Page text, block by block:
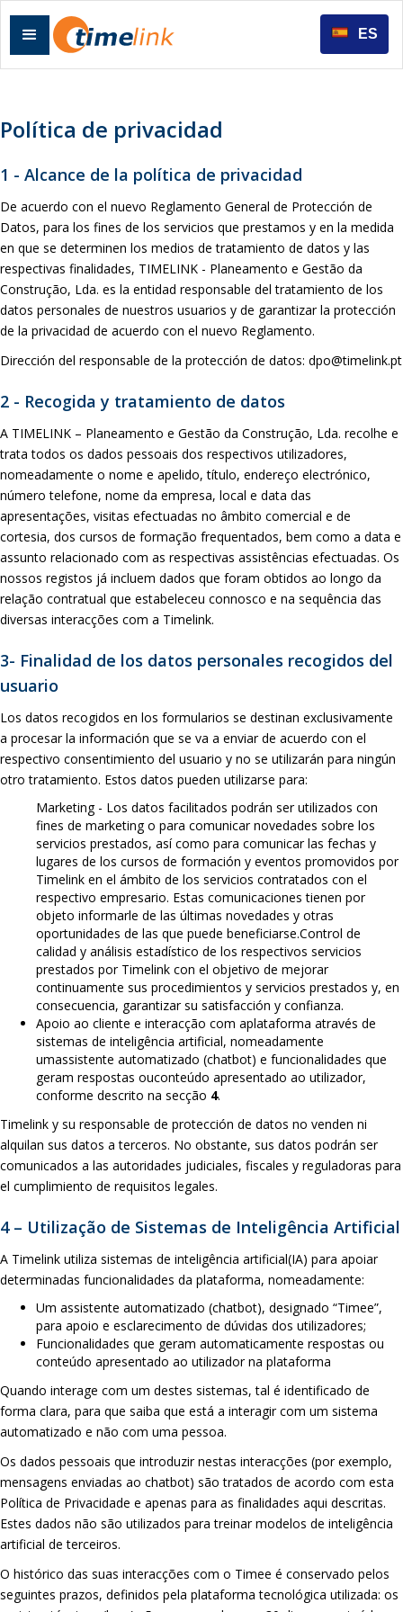
Política de privacidad
1 - Alcance de la política de privacidad
De acuerdo con el nuevo Reglamento General de Protección de
Datos, para los fines de los servicios que prestamos y en la medida
en que se determinen los medios de tratamiento de datos y las
respectivas finalidades, TIMELINK - Planeamento e Gestão da
Construção, Lda. es la entidad responsable del tratamiento de los
datos personales de nuestros usuarios y de garantizar la protección
de la privacidad de acuerdo con el nuevo Reglamento.
Dirección del responsable de la protección de datos: dpo@timelink.pt
2 - Recogida y tratamiento de datos
A TIMELINK – Planeamento e Gestão da Construção, Lda. recolhe e
trata todos os dados pessoais dos respectivos utilizadores,
nomeadamente o nome e apelido, título, endereço electrónico,
número telefone, nome da empresa, local e data das
apresentações, visitas efectuadas no âmbito comercial e de
cortesia, dos cursos de formação frequentados, bem como a data e
assunto relacionado com as respectivas assistências efectuadas. Os
nossos registos já incluem dados que foram obtidos ao longo da
relação contratual que estabeleceu connosco e na sequência das
diversas interacções com a Timelink.
3- Finalidad de los datos personales recogidos del
usuario
Los datos recogidos en los formularios se destinan exclusivamente
a procesar la información que se va a enviar de acuerdo con el
respectivo consentimiento del usuario y no se utilizarán para ningún
otro tratamiento. Estos datos pueden utilizarse para:
Marketing - Los datos facilitados podrán ser utilizados con
fines de marketing o para comunicar novedades sobre los
servicios prestados, así como para comunicar las fechas y
lugares de los cursos de formación y eventos promovidos por
Timelink en el ámbito de los servicios contratados con el
respectivo empresario. Estas comunicaciones tienen por
objeto informarle de las últimas novedades y otras
oportunidades de las que puede beneficiarse.Control de
calidad y análisis estadístico de los respectivos servicios
prestados por Timelink con el objetivo de mejorar
continuamente sus procedimientos y servicios prestados y, en
consecuencia, garantizar su satisfacción y confianza.
Apoio ao cliente e interacção com aplataforma através de
sistemas de inteligência artificial, nomeadamente
umassistente automatizado (chatbot) e funcionalidades que
geram respostas ouconteúdo apresentado ao utilizador,
conforme descrito na secção 4.
Timelink y su responsable de protección de datos no venden ni
alquilan sus datos a terceros. No obstante, sus datos podrán ser
comunicados a las autoridades judiciales, fiscales y reguladoras para
el cumplimiento de requisitos legales.
4 – Utilização de Sistemas de Inteligência Artificial
A Timelink utiliza sistemas de inteligência artificial(IA) para apoiar
determinadas funcionalidades da plataforma, nomeadamente:
Um assistente automatizado (chatbot), designado “Timee”,
para apoio e esclarecimento de dúvidas dos utilizadores;
Funcionalidades que geram automaticamente respostas ou
conteúdo apresentado ao utilizador na plataforma
Quando interage com um destes sistemas, tal é identificado de
forma clara, para que saiba que está a interagir com um sistema
automatizado e não com uma pessoa.
Os dados pessoais que introduzir nestas interacções (por exemplo,
mensagens enviadas ao chatbot) são tratados de acordo com esta
Política de Privacidade e apenas para as finalidades aqui descritas.
Estes dados não são utilizados para treinar modelos de inteligência
artificial de terceiros.
O histórico das suas interacções com o Timee é conservado pelos
seguintes prazos, definidos pela plataforma tecnológica utilizada: os
ES